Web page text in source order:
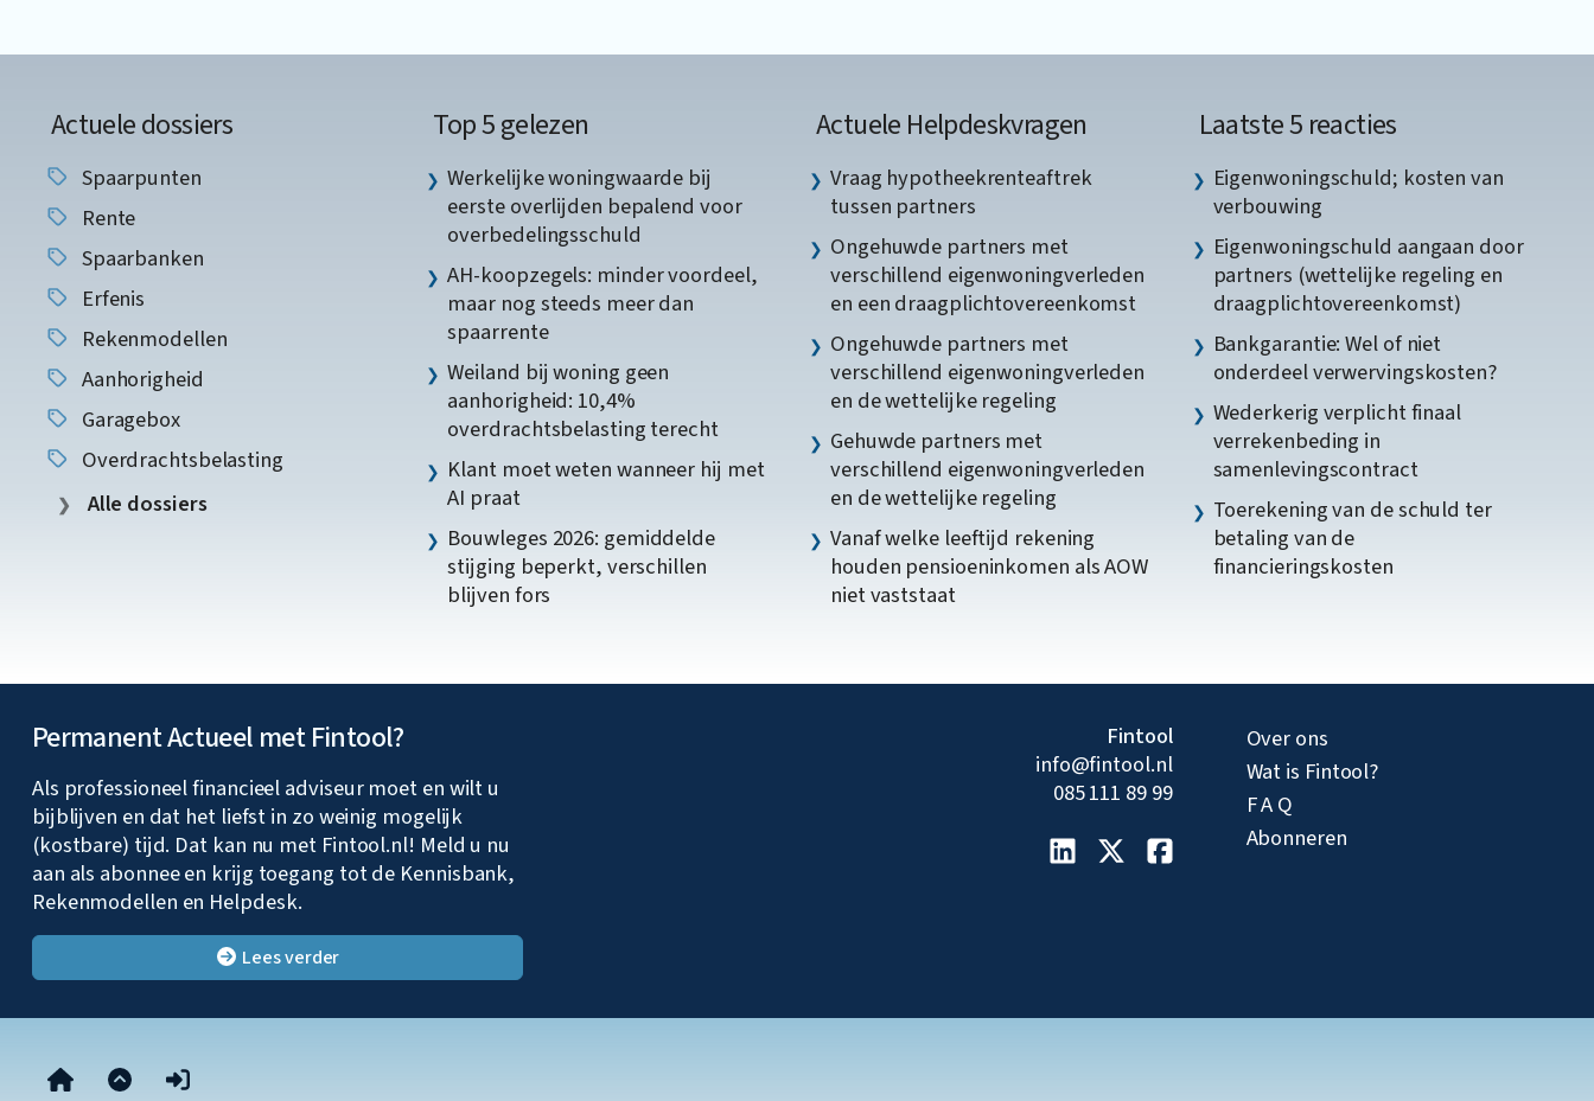
Actuele dossiers
Spaarpunten
Rente
Spaarbanken
Erfenis
Rekenmodellen
Aanhorigheid
Garagebox
Overdrachtsbelasting
Alle dossiers
Top 5 gelezen
Werkelijke woningwaarde bij
eerste overlijden bepalend voor
overbedelingsschuld
AH-koopzegels: minder voordeel,
maar nog steeds meer dan
spaarrente
Weiland bij woning geen
aanhorigheid: 10,4%
overdrachtsbelasting terecht
Klant moet weten wanneer hij met
AI praat
Bouwleges 2026: gemiddelde
stijging beperkt, verschillen
blijven fors
Actuele Helpdeskvragen
Vraag hypotheekrenteaftrek
tussen partners
Ongehuwde partners met
verschillend eigenwoningverleden
en een draagplichtovereenkomst
Ongehuwde partners met
verschillend eigenwoningverleden
en de wettelijke regeling
Gehuwde partners met
verschillend eigenwoningverleden
en de wettelijke regeling
Vanaf welke leeftijd rekening
houden pensioeninkomen als AOW
niet vaststaat
Laatste 5 reacties
Eigenwoningschuld; kosten van
verbouwing
Eigenwoningschuld aangaan door
partners (wettelijke regeling en
draagplichtovereenkomst)
Bankgarantie: Wel of niet
onderdeel verwervingskosten?
Wederkerig verplicht finaal
verrekenbeding in
samenlevingscontract
Toerekening van de schuld ter
betaling van de
financieringskosten
Permanent Actueel met Fintool?
Als professioneel financieel adviseur moet en wilt u
bijblijven en dat het liefst in zo weinig mogelijk
(kostbare) tijd. Dat kan nu met Fintool.nl! Meld u nu
aan als abonnee en krijg toegang tot de Kennisbank,
Rekenmodellen en Helpdesk.
Lees verder
Fintool
info@fintool.nl
085 111 89 99
Over ons
Wat is Fintool?
F A Q
Abonneren